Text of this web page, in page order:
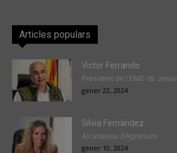
Articles populars
Victor Ferrando
President de l'EMD de Jesús
gener 22, 2024
Sílvia Fernández
Alcaldessa d'Agramunt
gener 10, 2024